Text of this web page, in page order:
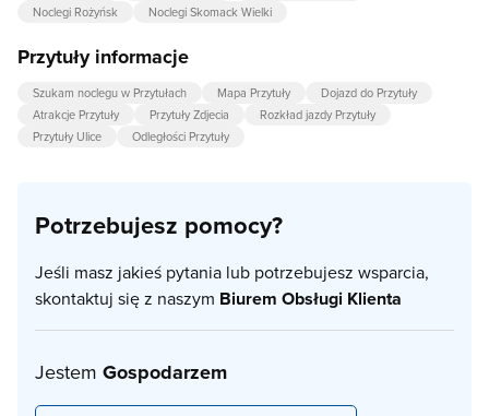
Noclegi Rożyńsk
Noclegi Skomack Wielki
Przytuły informacje
Szukam noclegu w Przytułach Mapa Przytuły
Dojazd do Przytuły
Atrakcje Przytuły
Przytuły Zdjecia
Rozkład jazdy Przytuły
Przytuły Ulice
Odległości Przytuły
Potrzebujesz pomocy?
Jeśli masz jakieś pytania lub potrzebujesz wsparcia,
skontaktuj się z naszym Biurem Obsługi Klienta
Jestem Gospodarzem